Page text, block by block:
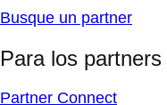
Busque un partner
Para los partners
Partner Connect